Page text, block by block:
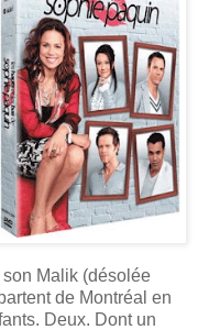
Malik (désolée
de Montréal en
Deux. Dont un